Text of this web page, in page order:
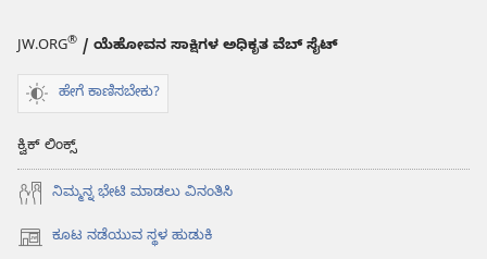
JW.ORG® / ಯೆಹೋವನ ಸಾಕ್ಷಿಗಳ ಅಧಿಕೃತ ವೆಬ್ ಸೈಟ್
ಹೇಗೆ ಕಾಣಿಸಬೇಕು?
ಕ್ವಿಕ್ ಲಿಂಕ್ಸ್
ನಿಮ್ಮನ್ನ ಭೇಟಿ ಮಾಡಲು ವಿನಂತಿಸಿ
ಕೂಟ ನಡೆಯುವ ಸ್ಥಳ ಹುಡುಕಿ
(opens